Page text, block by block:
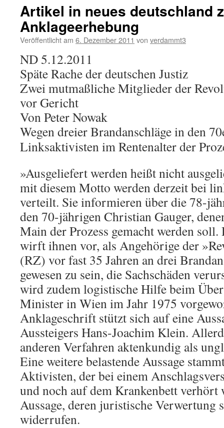
Artikel in neues deutschland
Anklageerhebung
Veröffentlicht am 6. Dezember 2011 von verdammt3
ND 5.12.2011
Späte Rache der deutschen Justiz
Zwei mutmaßliche Mitglieder der
vor Gericht
Von Peter Nowak
Wegen dreier Brandanschläge in den
Linksaktivisten im Rentenalter der
»Ausgeliefert werden heißt nicht
mit diesem Motto werden derzeit bei
verteilt. Sie informieren über die 78-
den 70-jährigen Christian Gauger,
Main der Prozess gemacht werden soll.
wirft ihnen vor, als Angehörige der
(RZ) vor fast 35 Jahren an drei
gewesen zu sein, die Sachschäden
wird zudem logistische Hilfe beim
Minister in Wien im Jahr 1975
Anklageschrift stützt sich auf eine
Aussteigers Hans-Joachim Klein.
anderen Verfahren aktenkundig als
Eine weitere belastende Aussage
Aktivisten, der bei einem
und noch auf dem Krankenbett verhört
Aussage, deren juristische Verwertung
widerrufen.